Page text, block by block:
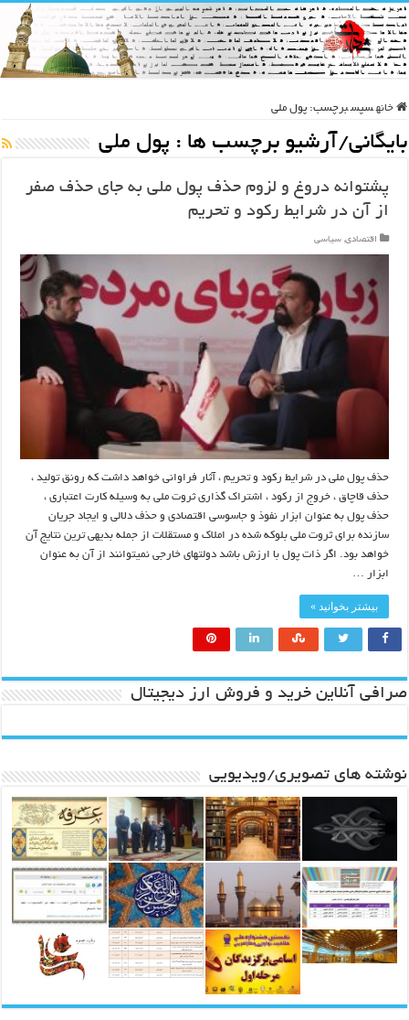
خانه سپس برچسب: پول ملی
بایگانی/آرشیو برچسب ها : پول ملی
پشتوانه دروغ و لزوم حذف پول ملی به جای حذف صفر
از آن در شرایط رکود و تحریم
اقتصادی, سیاسی
حذف پول ملی در شرایط رکود و تحریم ، آثار فراوانی خواهد داشت که رونق تولید ،
حذف قاچاق ، خروج از رکود ، اشتراک گذاری ثروت ملی به وسیله کارت اعتباری ،
حذف پول به عنوان ابزار نفوذ و جاسوسی اقتصادی و حذف دلالی و ایجاد جریان
سازنده برای ثروت ملی بلوکه شده در املاک و مستقلات از جمله بدیهی ترین نتایج آن
خواهد بود. اگر ذات پول با ارزش باشد دولتهای خارجی نمیتوانند از آن به عنوان
ابزار …
بیشتر بخوانید »
صرافی آنلاین خرید و فروش ارز دیجیتال
نوشته های تصویری/ویدیویی